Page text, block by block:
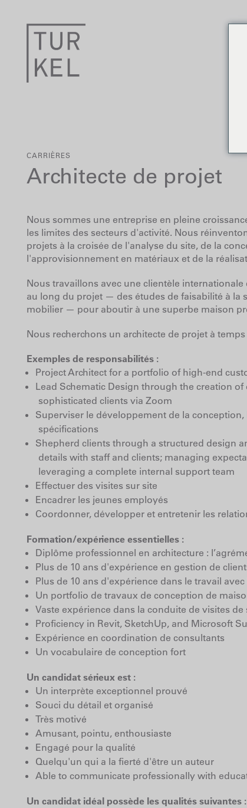
CARRIÈRES
Architecte de projet
Nous sommes une entreprise en pleine
les limites des secteurs d'activité. Nous
projets à la croisée de l'analyse du site, de la
l'approvisionnement en matériaux et de la
Nous travaillons avec une clientèle
au long du projet — des études de faisabilité à la
mobilier — pour aboutir à une superbe maison
Nous recherchons un architecte de projet à
Exemples de responsabilités :
Project Architect for a portfolio of high-end
Lead Schematic Design through the creation
sophisticated clients via Zoom
Superviser le développement de la
spécifications
Shepherd clients through a structured design
details with staff and clients; managing
leveraging a complete internal support team
Effectuer des visites sur site
Encadrer les jeunes employés
Coordonner, développer et entretenir les
Formation/expérience essentielles :
Diplôme professionnel en architecture :
Plus de 10 ans d'expérience en gestion de
Plus de 10 ans d'expérience dans le travail
Un portfolio de travaux de conception de
Vaste expérience dans la conduite de visites
Proficiency in Revit, SketchUp, and Microsoft
Expérience en coordination de consultants
Un vocabulaire de conception fort
Un candidat sérieux est :
Un interprète exceptionnel prouvé
Souci du détail et organisé
Très motivé
Amusant, pointu, enthousiaste
Engagé pour la qualité
Quelqu'un qui a la fierté d'être un auteur
Able to communicate professionally with
Un candidat idéal possède les qualités suivantes :